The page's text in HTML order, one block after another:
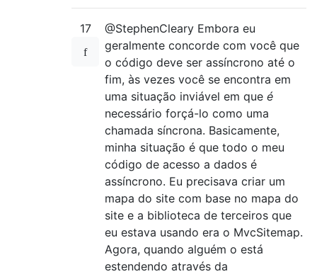
        synch
.BeginMessageLoop();
SynchronizationContext
return
private class
private bool done;
public
Exception InnerException
readonly
AutoResetEvent
<
new Queue< Tuple<
public override void Send(
{
throw new
}
17
@StephenCleary Embora eu
geralmente concorde com você que
o código deve ser assíncrono até o
fim, às vezes você se encontra em
uma situação inviável em que é
necessário forçá-lo como uma
chamada síncrona. Basicamente,
minha situação é que todo o meu
código de acesso a dados é
assíncrono. Eu precisava criar um
mapa do site com base no mapa do
site e a biblioteca de terceiros que
eu estava usando era o MvcSitemap.
Agora, quando alguém o está
estendendo através da